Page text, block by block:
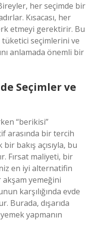
her seçimde bir
Kısacası, her
etmeyi gerektirir. Bu
tüketici seçimlerini ve
anlamada önemli bir
Seçimler ve
“berikisi”
arasında bir tercih
bakış açısıyla, bu
Fırsat maliyeti, bir
en iyi alternatifin
yemeğini
karşılığında evde
Burada, dışarıda
yapmanın